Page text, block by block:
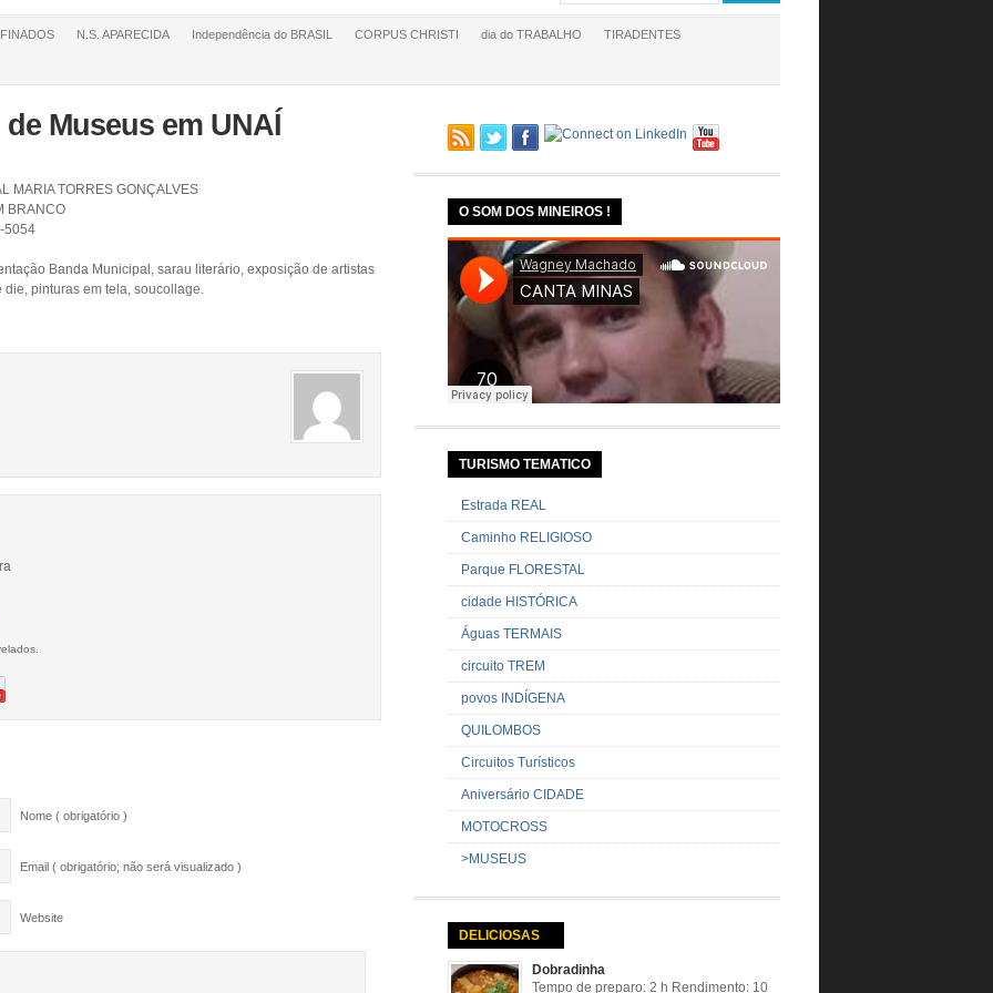
FINADOS N.S. APARECIDA Independência do BRASIL CORPUS CHRISTI dia do TRABALHO TIRADENTES
Museus em UNAÍ
MARIA TORRES GONÇALVES
BRANCO
5054
Banda Municipal, sarau literário, exposição de artistas
pinturas em tela, soucollage.
Nome ( obrigatório )
Email ( obrigatório; não será visualizado )
Website
O SOM DOS MINEIROS !
TURISMO TEMATICO
Estrada REAL
Caminho RELIGIOSO
Parque FLORESTAL
cidade HISTÓRICA
Águas TERMAIS
circuito TREM
povos INDÍGENA
QUILOMBOS
Circuitos Turísticos
Aniversário CIDADE
MOTOCROSS
>MUSEUS
DELICIOSAS
Dobradinha
Tempo de preparo: 2 h Rendimento: 10